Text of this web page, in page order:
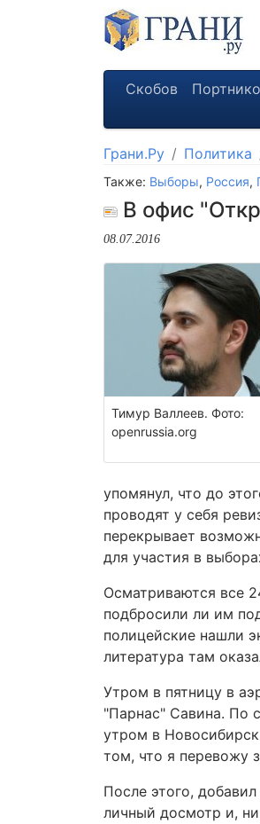
Скобов
Грани.Ру Политика
Также: Выборы, Россия,
В офис
08.07.2016
Тимур Валлеев. Фото:
openrussia.org
упомянул, что до
проводят у себя
перекрывает
для участия в
Осматриваются все
подбросили ли им
полицейские нашли
литература там
Утром в пятницу в
"Парнас" Савина. По
утром в
том, что я перевожу
После этого,
личный досмотр и,